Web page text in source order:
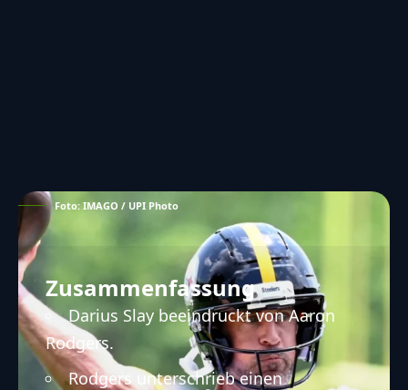
Foto: IMAGO / UPI Photo
Zusammenfassung
Darius Slay beeindruckt von Aaron
Rodgers.
Rodgers unterschrieb einen